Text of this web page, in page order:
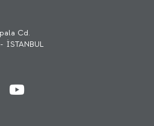
Cd.
İSTANBUL